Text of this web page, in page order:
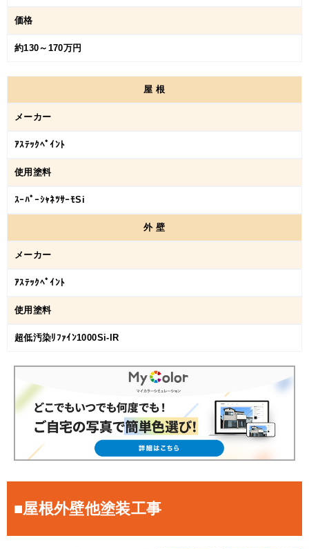
価格
約130～170万円
屋根
メーカー
ｱｽﾃｯｸﾍﾟｲﾝﾄ
使用塗料
ｽｰﾊﾟｰｼｬﾈﾂｻｰﾓSi
外壁
メーカー
ｱｽﾃｯｸﾍﾟｲﾝﾄ
使用塗料
超低汚染ﾘﾌｧｲﾝ1000Si-IR
■屋根外壁他塗装工事